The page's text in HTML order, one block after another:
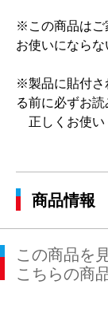
※この商品はご
お使いにならな
※製品に貼付さ
る前に必ずお読
正しくお使い
商品情報
この商品を
こちらの商